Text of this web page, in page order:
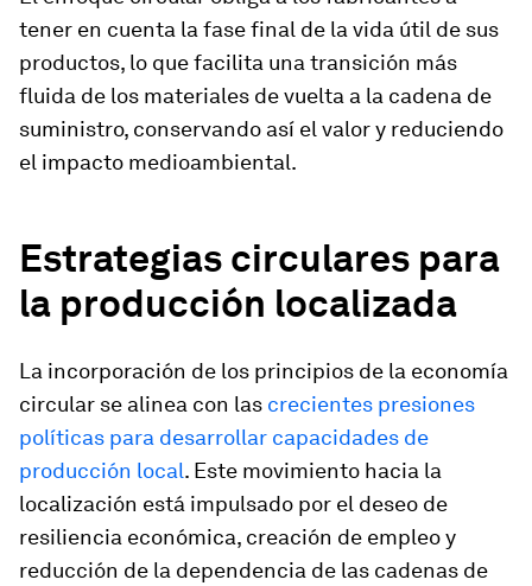
tener en cuenta la fase final de la vida útil de sus
productos, lo que facilita una transición más
fluida de los materiales de vuelta a la cadena de
suministro, conservando así el valor y reduciendo
el impacto medioambiental.
Estrategias circulares para
la producción localizada
La incorporación de los principios de la economía
circular se alinea con las crecientes presiones
políticas para desarrollar capacidades de
producción local. Este movimiento hacia la
localización está impulsado por el deseo de
resiliencia económica, creación de empleo y
reducción de la dependencia de las cadenas de